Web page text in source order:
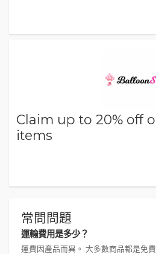
Claim up to 20% off
items
常問問題
運輸費用是多少？
運費因產品而異。 大多數商品都是免